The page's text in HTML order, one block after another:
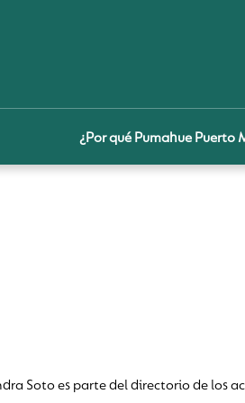
¿Por qué Pumahue Puerto
Soto es parte del directorio de los